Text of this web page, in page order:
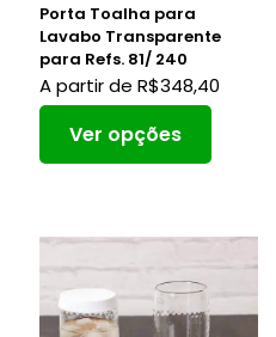
Porta Toalha para
Lavabo Transparente
para Refs. 81/ 240
A partir de R$348,40
Ver opções